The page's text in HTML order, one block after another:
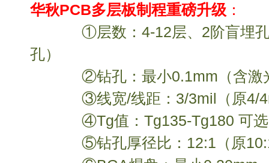
华秋PCB多层板制程重磅升级 ：
①层数：4-12层、2阶盲埋
孔）
②钻孔：最小0.1mm（含激
③线宽/线距：3/3mil（原4/
④Tg值：Tg135-Tg180 可选
⑤钻孔厚径比：12:1（原